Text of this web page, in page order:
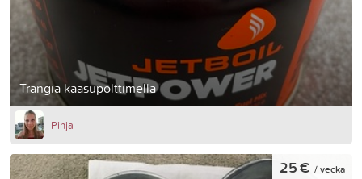
Trangia kaasupolttimella
Pinja
25 € / vecka